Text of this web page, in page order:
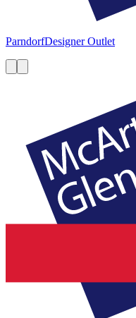
ParndorfDesigner Outlet